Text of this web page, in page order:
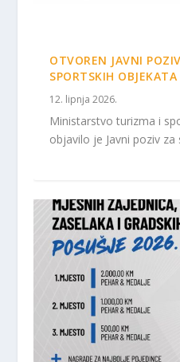
OTVOREN JAVNI
SPORTSKIH
12. lipnja 2026.
Ministarstvo turizma i
objavilo je Javni poziv za